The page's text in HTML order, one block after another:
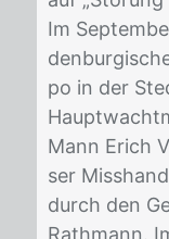
Im
po in der
Mann Erich
ser
durch den
Rath­mann.